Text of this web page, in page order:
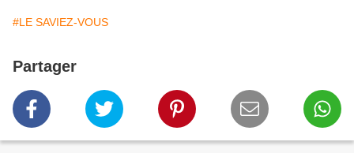
#LE SAVIEZ-VOUS
Partager